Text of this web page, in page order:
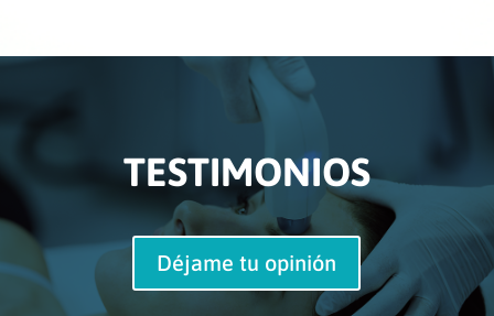
TESTIMONIOS
Déjame tu opinión